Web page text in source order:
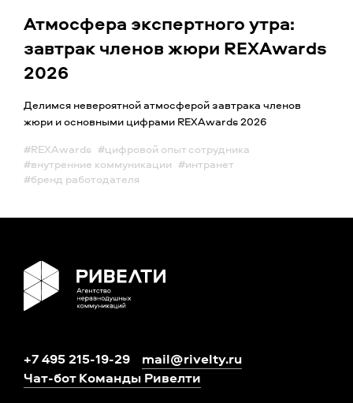
Атмосфера экспертного утра:
завтрак членов жюри REXAwards
2026
Делимся невероятной атмосферой завтрака членов
жюри и основными цифрами REXAwards 2026
#REXAwards #цифровой опыт сотрудника
#внутренние коммуникации #интранет
#бренд работодателя
+7 495 215-19-29
mail@rivelty.ru
Чат-бот Команды Ривелти